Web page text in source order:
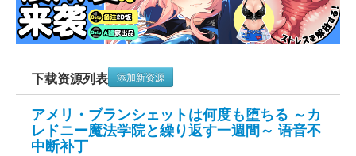
KF Online
下载资源列表 添加新资源
アメリ・ブランシェットは何度も堕ちる ～カ
レドニー魔法学院と繰り返す一週間～ 语音不
中断补丁